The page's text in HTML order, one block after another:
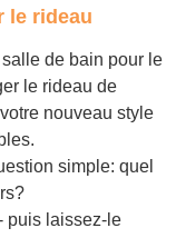
le rideau
de bain pour le
le rideau de
nouveau style
simple: quel
puis laissez-le